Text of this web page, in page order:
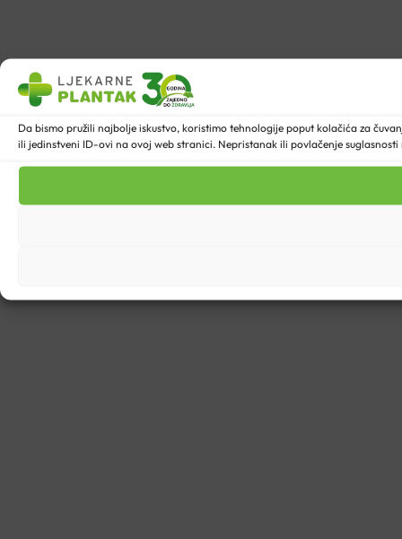
Da bismo pružili najbolje iskustvo, koristimo tehnologije poput kolačića za
ili jedinstveni ID-ovi na ovoj web stranici. Nepristanak ili povlačenje